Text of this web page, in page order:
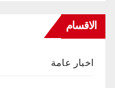
الاقسام
اخبار عامة